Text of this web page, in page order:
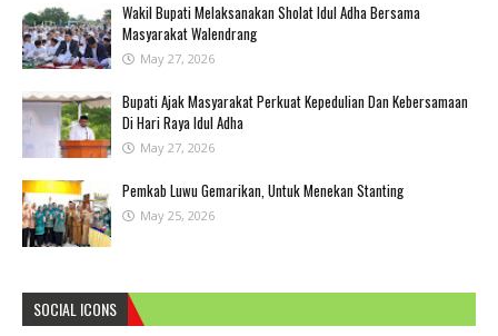
Wakil Bupati Melaksanakan Sholat Idul Adha Bersama
Masyarakat Walendrang
May 27, 2026
Bupati Ajak Masyarakat Perkuat Kepedulian Dan Kebersamaan
Di Hari Raya Idul Adha
May 27, 2026
Pemkab Luwu Gemarikan, Untuk Menekan Stanting
May 25, 2026
SOCIAL ICONS